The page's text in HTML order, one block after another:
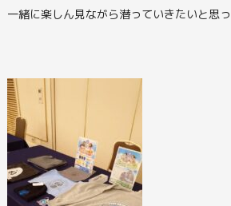
一緒に楽しん見ながら潜っていきたいと思